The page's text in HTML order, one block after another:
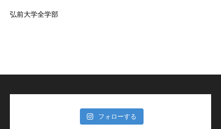
弘前大学全学部
フォローする